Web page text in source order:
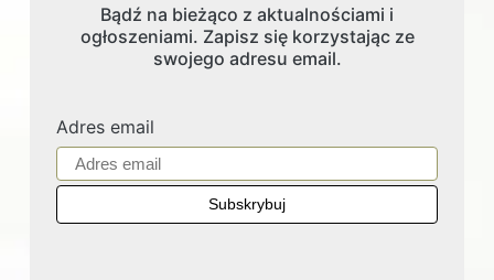
Bądź na bieżąco z aktualnościami i
ogłoszeniami. Zapisz się korzystając ze
swojego adresu email.
Adres email